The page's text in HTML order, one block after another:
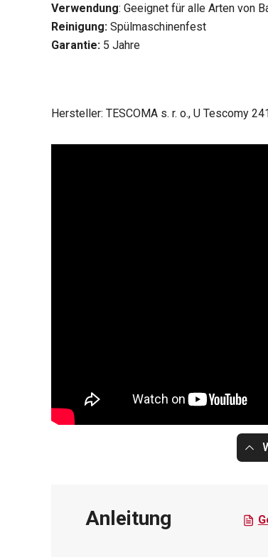
Verwendung: Geeignet für alle Arten von
Reinigung: Spülmaschinenfest
Garantie: 5 Jahre
Hersteller: TESCOMA s. r. o., U Tescomy
Anleitung